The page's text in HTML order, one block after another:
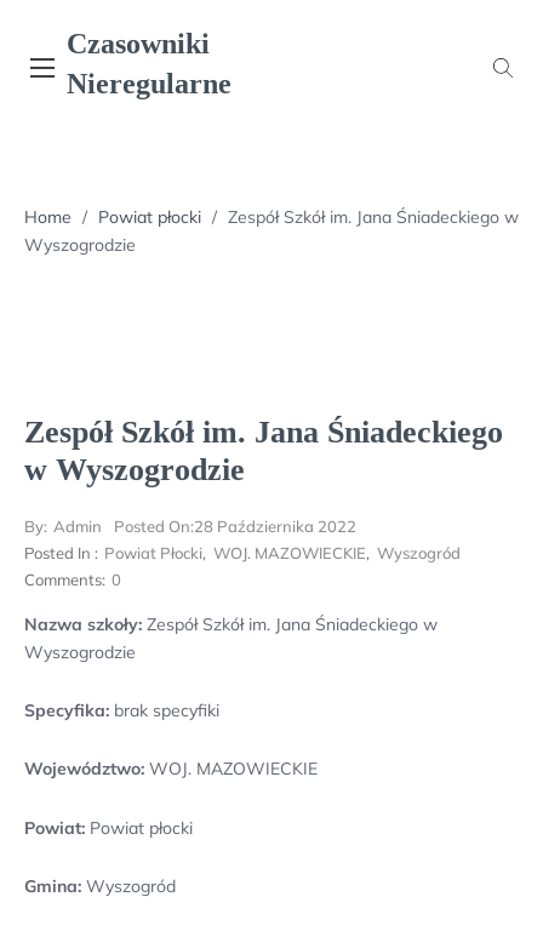
content
Czasowniki
Nieregularne
Home / Powiat płocki / Zespół Szkół im. Jana Śniadeckiego w
Wyszogrodzie
Zespół Szkół im. Jana Śniadeckiego
w Wyszogrodzie
By: Admin Posted On:28 Października 2022
Posted In : Powiat Płocki, WOJ. MAZOWIECKIE, Wyszogród
Comments: 0
Nazwa szkoły: Zespół Szkół im. Jana Śniadeckiego w
Wyszogrodzie
Specyfika: brak specyfiki
Województwo: WOJ. MAZOWIECKIE
Powiat: Powiat płocki
Gmina: Wyszogród